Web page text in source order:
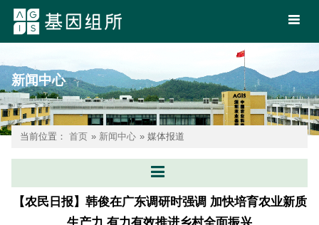
新闻中心
当前位置： 首页 » 新闻中心 » 媒体报道
【农民日报】韩俊在广东调研时强调 加快培育农业新质